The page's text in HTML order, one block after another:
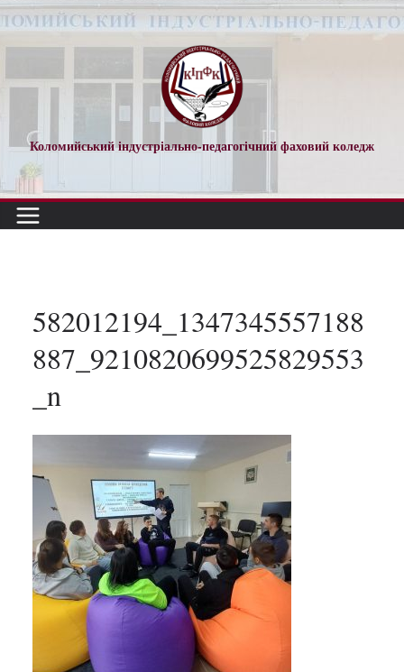
Перейти
до
Коломийський індустріально-педагогічний фаховий коледж
582012194_1347345557188
887_9210820699525829553
_n